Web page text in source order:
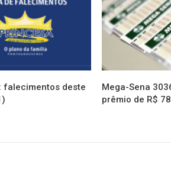
falecimentos deste
Mega-Sena
prêmio de R$